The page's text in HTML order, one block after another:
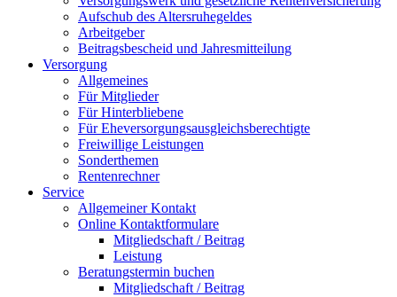
Aufschub des Altersruhegeldes
Arbeitgeber
Beitragsbescheid und Jahresmitteilung
Versorgung
Allgemeines
Für Mitglieder
Für Hinterbliebene
Für Eheversorgungsausgleichsberechtigte
Freiwillige Leistungen
Sonderthemen
Rentenrechner
Service
Allgemeiner Kontakt
Online Kontaktformulare
Mitgliedschaft / Beitrag
Leistung
Beratungstermin buchen
Mitgliedschaft / Beitrag